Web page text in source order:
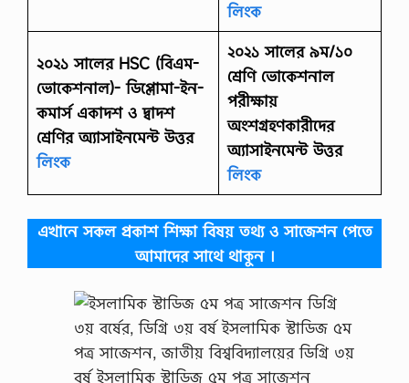
লিংক
২০২১ সালের HSC (বিএম-
ভোকেশনাল)- ডিপ্লোমা-ইন-
কমার্স একাদশ ও দ্বাদশ
শ্রেণির অ্যাসাইনমেন্ট উত্তর
লিংক
২০২১ সালের ৯ম/১০
শ্রেণি ভোকেশনাল
পরীক্ষায়
অংশগ্রহণকারীদের
অ্যাসাইনমেন্ট উত্তর
লিংক
এখানে সকল প্রকাশ শিক্ষা বিষয় তথ্য ও সাজেশন পেতে
আমাদের সাথে থাকুন ।